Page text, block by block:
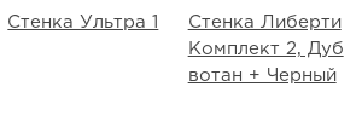
Стенка Ультра 1
Стенка Либерти
Комплект 2, Дуб
вотан + Черный